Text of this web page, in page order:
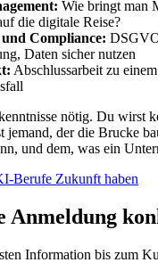
Wie bringt man
die digitale Reise?
Compliance:
Daten sicher nutzen
Abschlussarbeit zu
nötig. Du wirst
der die Brucke
und dem, was ein
Berufe Zukunft haben
Anmeldung
Information bis zum